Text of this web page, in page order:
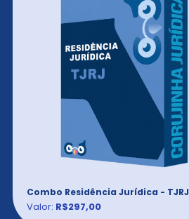
Combo Residência Jurídica - TJRJ
Valor: R$297,00